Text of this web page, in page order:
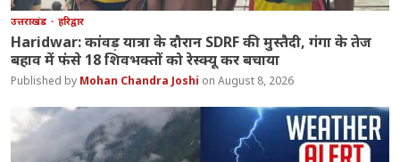
उत्तराखंड हरिद्वार
Haridwar: कांवड़ यात्रा के दौरान SDRF की मुस्तैदी, गंगा के तेज
बहाव में फंसे 18 शिवभक्तों को रेस्क्यू कर बचाया
Mohan Chandra Joshi August 8, 2026